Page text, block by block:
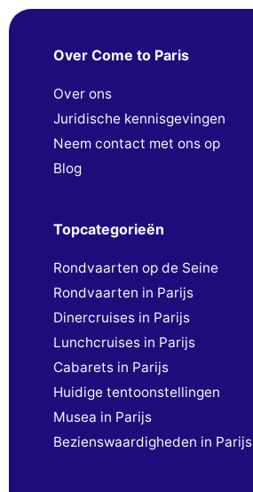
Over Come to Paris
Over ons
Juridische kennisgevingen
Neem contact met ons op
Blog
Topcategorieën
Rondvaarten op de Seine
Rondvaarten in Parijs
Dinercruises in Parijs
Lunchcruises in Parijs
Cabarets in Parijs
Huidige tentoonstellingen
Musea in Parijs
Bezienswaardigheden in Parijs